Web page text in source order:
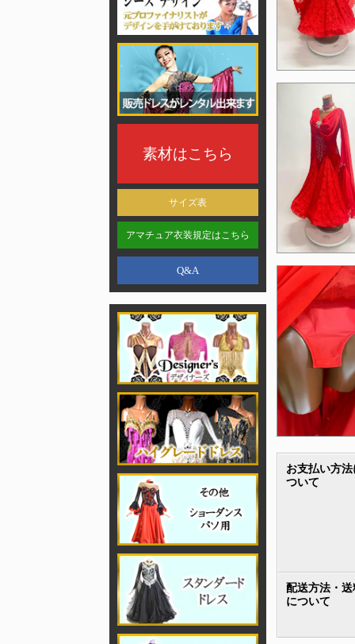
素材はこちら
サイズ表
アマチュア衣装規定はこちら
Q&A
お支払い方法
ついて
配送方法・送
について